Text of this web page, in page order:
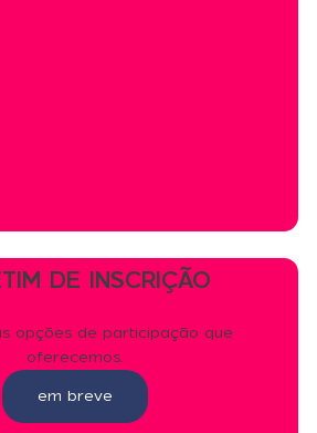
DE INSCRIÇÃO
opções de participação que
oferecemos.
em breve